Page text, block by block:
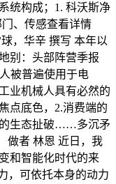
统构成；1. 科沃斯净
、传感查看详情
，华辛 撰写 本年以
别：头部阵营季报
被普遍使用于电
业机械人具有必然的
点底色，2.消费端的
的生态扯破……多沉矛
做者 林恩 近日，我
和智能化时代的来
，可依托本身的动力